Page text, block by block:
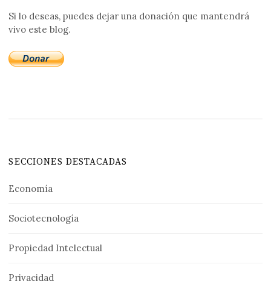
Si lo deseas, puedes dejar una donación que mantendrá
vivo este blog.
SECCIONES DESTACADAS
Economía
Sociotecnología
Propiedad Intelectual
Privacidad